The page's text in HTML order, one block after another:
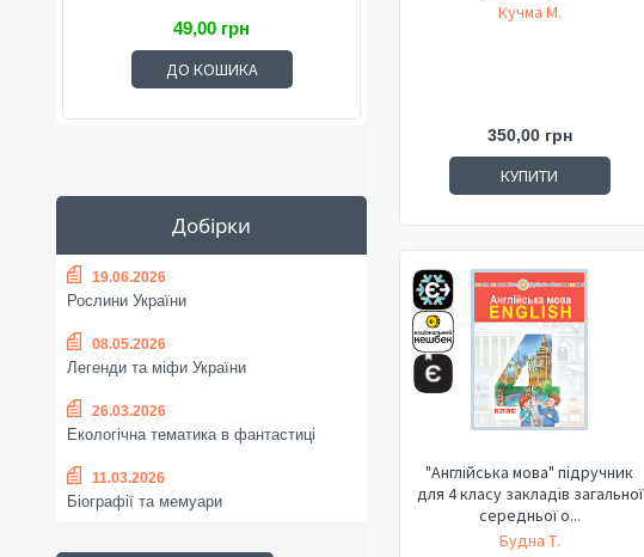
49,00 грн
ДО КОШИКА
Добірки
19.06.2026
Рослини України
08.05.2026
Легенди та міфи України
26.03.2026
Екологічна тематика в фантастиці
11.03.2026
Біографії та мемуари
Кучма М.
350,00 грн
КУПИТИ
"Англійська мова" підручник
для 4 класу закладів загальної
середньої о...
Будна Т.